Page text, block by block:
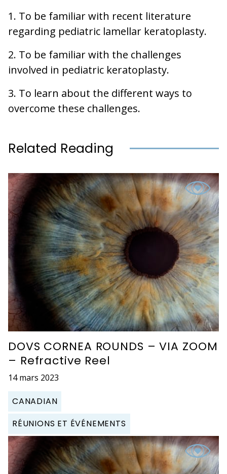
1. To be familiar with recent literature
regarding pediatric lamellar keratoplasty.
2. To be familiar with the challenges
involved in pediatric keratoplasty.
3. To learn about the different ways to
overcome these challenges.
Related Reading
DOVS CORNEA ROUNDS – VIA ZOOM
– Refractive Reel
14 mars 2023
CANADIAN
RÉUNIONS ET ÉVÉNEMENTS